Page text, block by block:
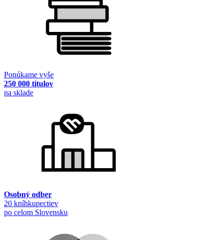
Ponúkame vyše
250 000 titulov
na sklade
Osobný odber
20 kníhkupectiev
po celom Slovensku